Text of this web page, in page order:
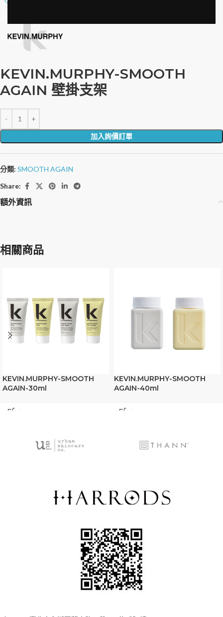
KEVIN.MURPHY-SMOOTH
AGAIN 壁掛支架
加入詢價訂單
分類: SMOOTH AGAIN
Share:
額外資訊
相關商品
KEVIN.MURPHY-SMOOTH
AGAIN-30ml
KEVIN.MURPHY-SMOOTH
AGAIN-40ml